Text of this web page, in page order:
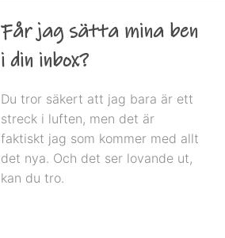
Får jag sätta mina ben
i din inbox?
Du tror säkert att jag bara är ett
streck i luften, men det är
faktiskt jag som kommer med allt
det nya. Och det ser lovande ut,
kan du tro.